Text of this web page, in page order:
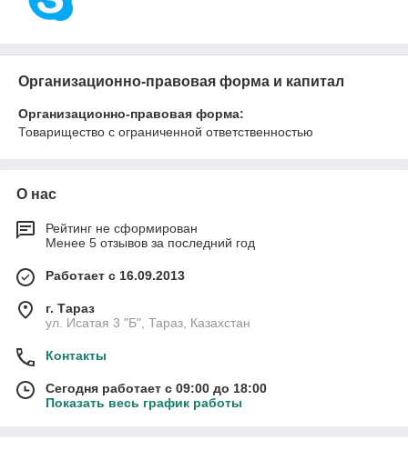
Организационно-правовая форма и капитал
Организационно-правовая форма:
Товарищество с ограниченной ответственностью
О нас
Рейтинг не сформирован
Менее 5 отзывов за последний год
Работает с 16.09.2013
г. Тараз
ул. Исатая 3 "Б", Тараз, Казахстан
Контакты
Сегодня работает с 09:00 до 18:00
Показать весь график работы